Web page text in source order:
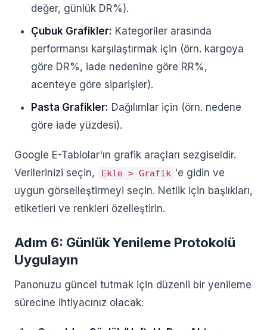
değer, günlük DR%).
Çubuk Grafikler: Kategoriler arasında
performansı karşılaştırmak için (örn. kargoya
göre DR%, iade nedenine göre RR%,
acenteye göre siparişler).
Pasta Grafikler: Dağılımlar için (örn. nedene
göre iade yüzdesi).
Google E-Tablolar'ın grafik araçları sezgiseldir.
Verilerinizi seçin,
Ekle > Grafik 'e gidin ve
uygun görselleştirmeyi seçin. Netlik için başlıkları,
etiketleri ve renkleri özelleştirin.
Adım 6: Günlük Yenileme Protokolü
Uygulayın
Panonuzu güncel tutmak için düzenli bir yenileme
sürecine ihtiyacınız olacak: